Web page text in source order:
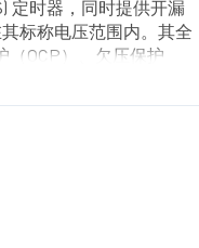
定时器，同时提供开漏
标称电压范围内。其全
（OCP）、欠压保护